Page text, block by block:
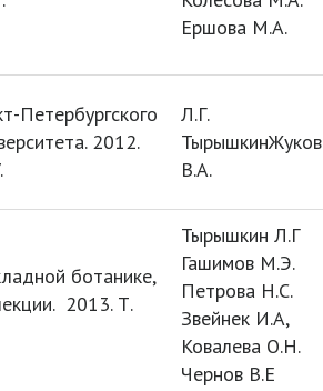
Ершова М.А.
Петербургского
2012.
Л.Г.
ТырышкинЖуков
В.А.
ботанике,
2013. Т.
Тырышкин Л.Г
Гашимов М.Э.
Петрова Н.С.
Звейнек И.А,
Ковалева О.Н.
Чернов В.Е